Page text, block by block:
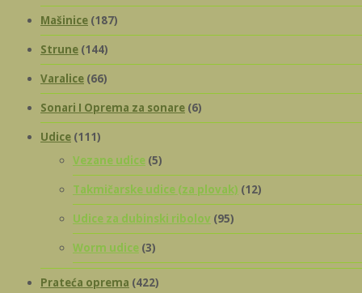
Mašinice (187)
Strune (144)
Varalice (66)
Sonari I Oprema za sonare (6)
Udice (111)
Vezane udice (5)
Takmičarske udice (za plovak) (12)
Udice za dubinski ribolov (95)
Worm udice (3)
Prateća oprema (422)